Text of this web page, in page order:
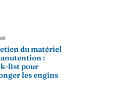
du matériel
:
list pour
les engins